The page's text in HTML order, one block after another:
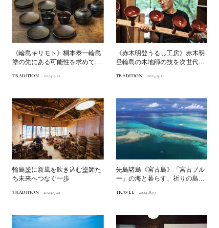
《輪島キリモト》桐本泰一輪島
塗の先にある可能性を求めて｜
TRADITION 2024.9.21
《赤木明登うるし工房》赤木明
登輪島の木地師の技を次世代へ
TRADITION 2024.9.21
輪島塗に新風を吹き込む塗師た
ち未来へつなぐ一歩
TRADITION 2024.9.21
先島諸島《宮古島》「宮古ブル
ー」の海と暮らす、祈りの島｜
TRAVEL 2024.8.19